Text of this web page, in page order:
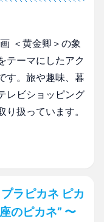
＜黄金卿＞の象
テーマにしたアク
す。旅や趣味、暮
レビショッピング
扱っています。
ラピカネ ピカ
のピカネ” 〜